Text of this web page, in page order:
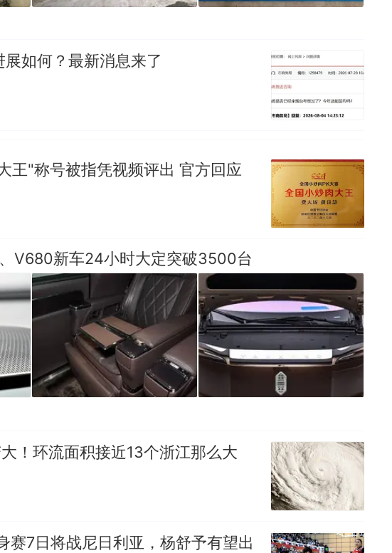
如何？最新消息来了
王"称号被指凭视频评出 官方回应
V680新车24小时大定突破3500台
！环流面积接近13个浙江那么大
赛7日将战尼日利亚，杨舒予有望出